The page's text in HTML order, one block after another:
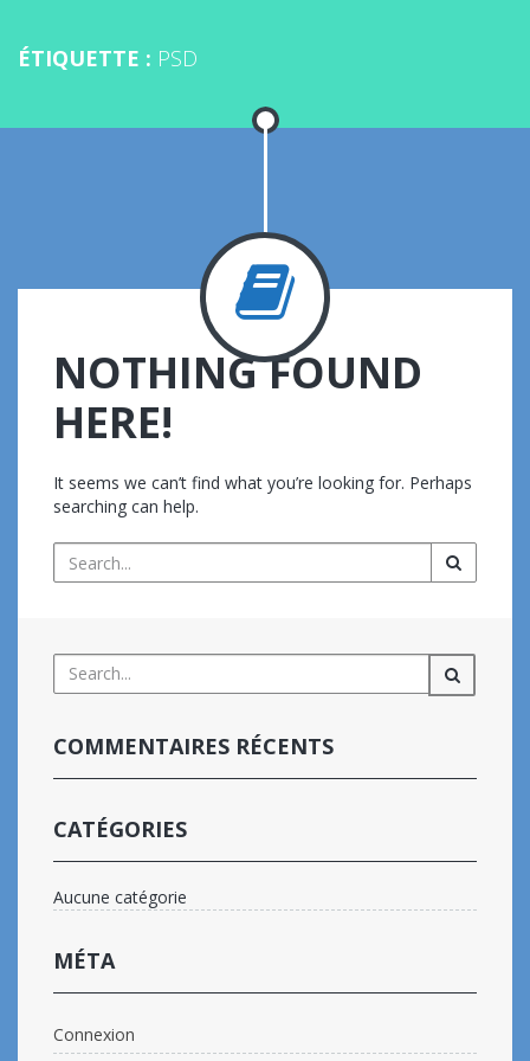
ÉTIQUETTE : PSD
NOTHING FOUND
HERE!
It seems we can’t find what you’re looking for. Perhaps
searching can help.
COMMENTAIRES RÉCENTS
CATÉGORIES
Aucune catégorie
MÉTA
Connexion